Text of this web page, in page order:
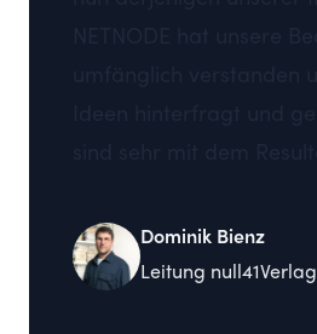
Dominik Bienz
Leitung null41Verlag